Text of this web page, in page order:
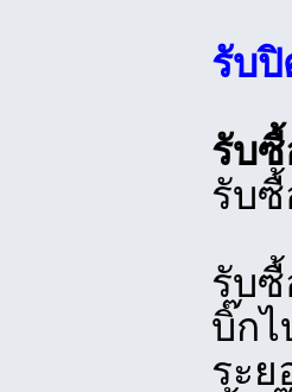
รับ
รับ
รับ
รับ
บิ๊ก
ระ